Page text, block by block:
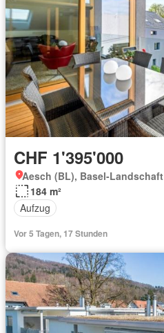
CHF 1'395'000
Aesch (BL), Basel-Landschaft
184 m²
Aufzug
Vor 5 Tagen, 17 Stunden